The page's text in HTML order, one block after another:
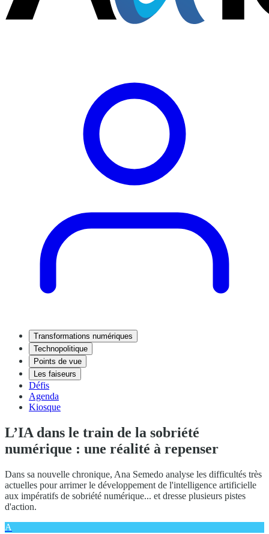
Transformations numériques
Technopolitique
Points de vue
Les faiseurs
Défis
Agenda
Kiosque
L’IA dans le train de la sobriété
numérique : une réalité à repenser
Dans sa nouvelle chronique, Ana Semedo analyse les difficultés très
actuelles pour arrimer le développement de l'intelligence artificielle
aux impératifs de sobriété numérique... et dresse plusieurs pistes
d'action.
A